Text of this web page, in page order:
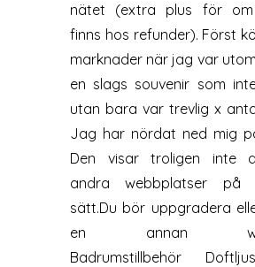
nätet (extra plus för
finns hos refunder). Först
marknader när jag var
en slags souvenir som
utan bara var trevlig x
Jag har nördat ned mig
Den visar troligen inte
andra webbplatser på
sätt.Du bör uppgradera
en annan
Badrumstillbehör